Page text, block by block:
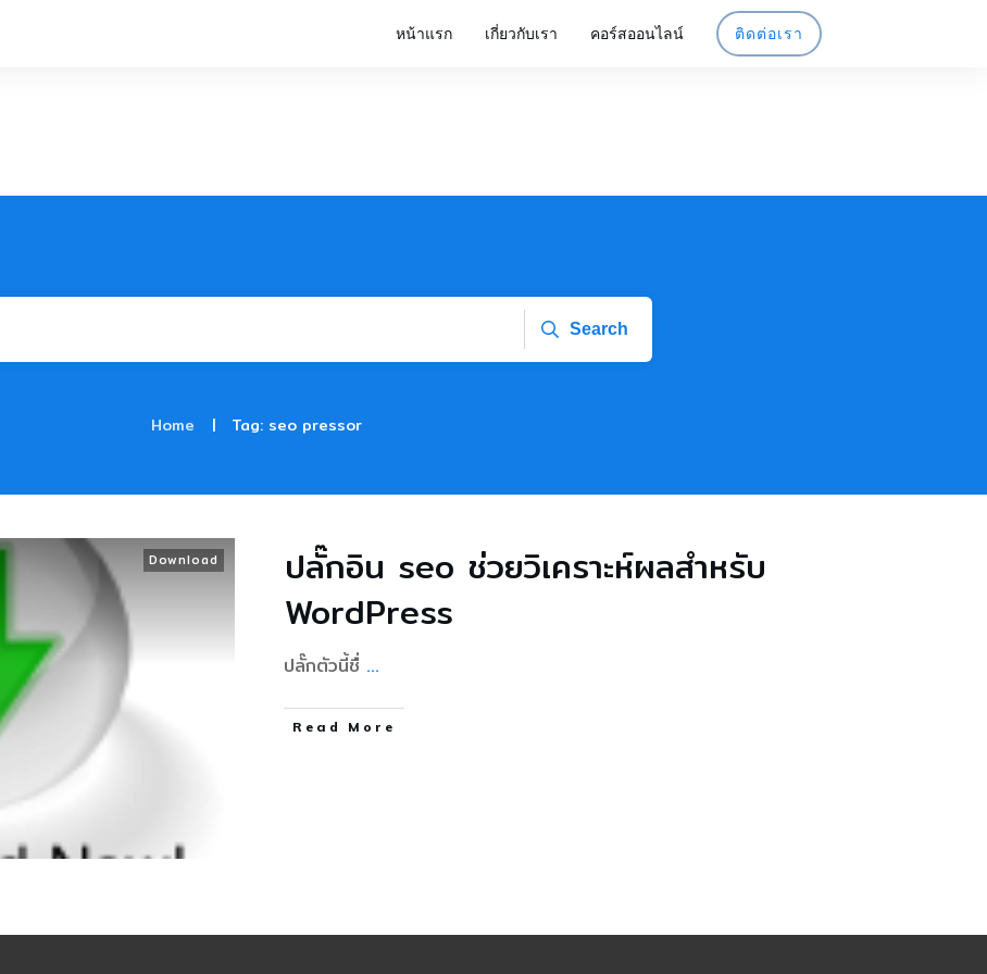
หน้าแรก เกี่ยวกับเรา คอร์สออนไลน์ ติดต่อเรา
Search
Home | Tag: seo pressor
Download
ปลั๊กอิน seo ช่วยวิเคราะห์ผลสำหรับ
WordPress
ปลั๊กตัวนี้ชื่ ...
Read More